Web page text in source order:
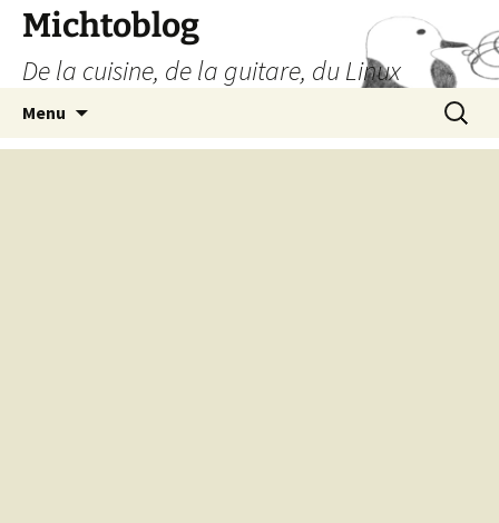
Aller
contenu
Michtoblog
De la cuisine, de la guitare, du Linux
Menu